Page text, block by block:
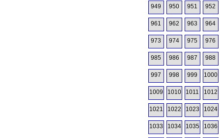
949 950 951 952
961 962 963 964
973 974 975 976
985 986 987 988
997 998 999 1000
1009 1010 1011 1012
1021 1022 1023 1024
1033 1034 1035 1036